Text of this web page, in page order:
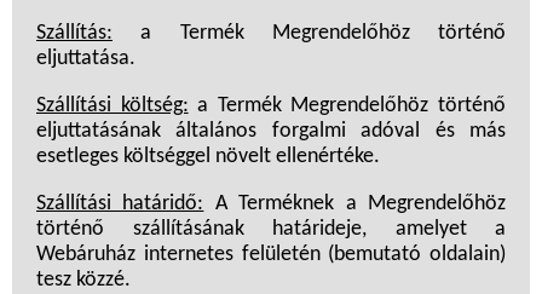
Szállítás: a Termék Megrendelőhöz történő
eljuttatása.
Szállítási költség: a Termék Megrendelőhöz történő
eljuttatásának általános forgalmi adóval és más
esetleges költséggel növelt ellenértéke.
Szállítási határidő: A Terméknek a Megrendelőhöz
történő szállításának határideje, amelyet a
Webáruház internetes felületén (bemutató oldalain)
tesz közzé.